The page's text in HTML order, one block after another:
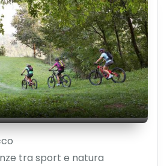
tra sport e natura